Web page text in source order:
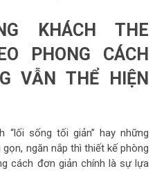
KHÁCH THE
PHONG CÁCH
VẪN THỂ HIỆN
sống tối giản” hay những
ngăn nắp thì thiết kế phòng
cách đơn giản chính là sự lựa